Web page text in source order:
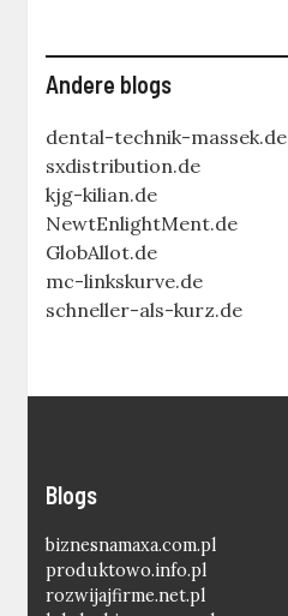
Andere blogs
dental-technik-massek.de
sxdistribution.de
kjg-kilian.de
NewtEnlightMent.de
GlobAllot.de
mc-linkskurve.de
schneller-als-kurz.de
Blogs
biznesnamaxa.com.pl
produktowo.info.pl
rozwijajfirme.net.pl